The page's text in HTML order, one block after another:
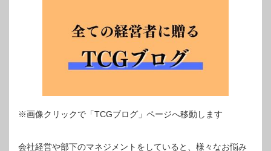
※画像クリックで「TCGブログ」ページへ移動します
会社経営や部下のマネジメントをしていると、様々なお悩み